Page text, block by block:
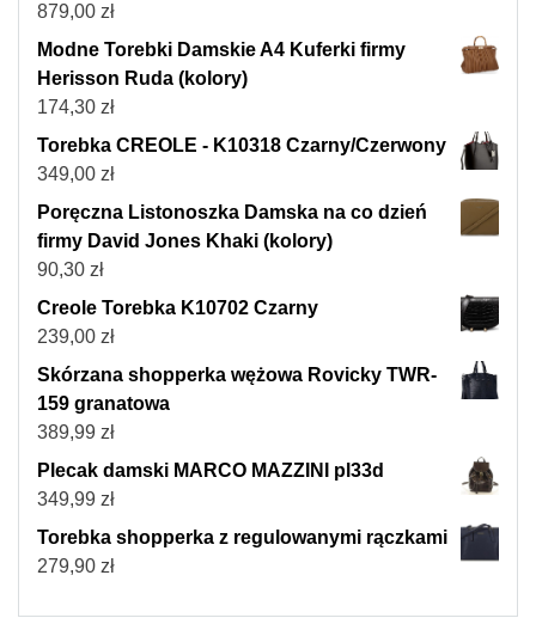
879,00 zł
Modne Torebki Damskie A4 Kuferki firmy
Herisson Ruda (kolory)
174,30 zł
Torebka CREOLE - K10318 Czarny/Czerwony
349,00 zł
Poręczna Listonoszka Damska na co dzień
firmy David Jones Khaki (kolory)
90,30 zł
Creole Torebka K10702 Czarny
239,00 zł
Skórzana shopperka wężowa Rovicky TWR-
159 granatowa
389,99 zł
Plecak damski MARCO MAZZINI pl33d
349,99 zł
Torebka shopperka z regulowanymi rączkami
279,90 zł